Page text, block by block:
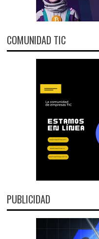
COMUNIDAD TIC
PUBLICIDAD